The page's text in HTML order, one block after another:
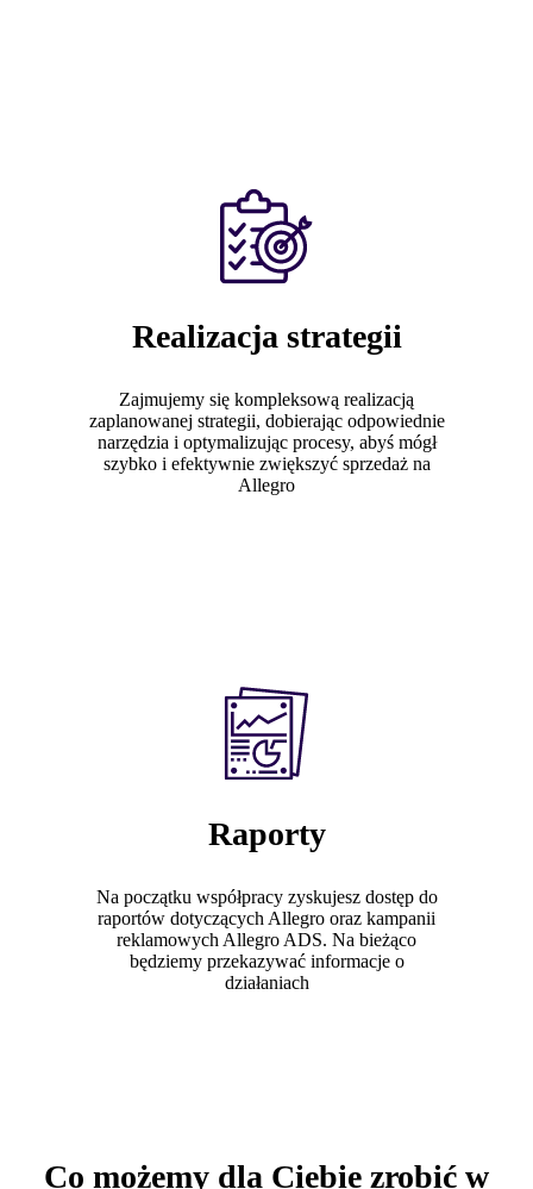
O mnie
Case Study
Baza wiedzy
Kontakt
Case Study
Baza wiedzy
Realizacja strategii
Zajmujemy się kompleksową realizacją
zaplanowanej strategii, dobierając odpowiednie
narzędzia i optymalizując procesy, abyś mógł
szybko i efektywnie zwiększyć sprzedaż na
Allegro
Raporty
Na początku współpracy zyskujesz dostęp do
raportów dotyczących Allegro oraz kampanii
reklamowych Allegro ADS. Na bieżąco
będziemy przekazywać informacje o
działaniach
Co możemy dla Ciebie zrobić w